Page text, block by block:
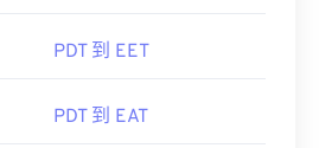
PDT 到 EET
PDT 到 EAT